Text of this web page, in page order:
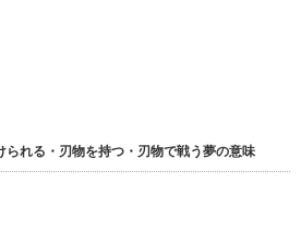
れる・刃物を持つ・刃物で戦う夢の意味